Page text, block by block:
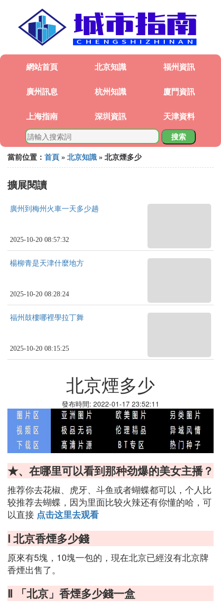
網站首頁 北京知識 福州資訊
廣州訊息 杭州知識 廈門資訊
上海指南 深圳資訊 天津資料
搜索
當前位置： 首頁 » 北京知識 » 北京煙多少
擴展閱讀
廣州到梅州火車一天多少趟
2025-10-20 08:57:32
楊柳青是天津什麼地方
2025-10-20 08:28:24
福州鼓樓哪裡學拉丁舞
2025-10-20 08:15:25
北京煙多少
發布時間: 2022-01-17 23:52:11
★、在哪里可以看到那种劲爆的美女主播？
推荐你去花椒、虎牙、斗鱼或者蝴蝶都可以，个人比
较推荐去蝴蝶，因为里面比较火辣还有你懂的哈，可
以直接 点击这里去观看
Ⅰ 北京香煙多少錢
原來有5塊，10塊一包的，現在北京已經沒有北京牌
香煙出售了。
Ⅱ 「北京」香煙多少錢一盒